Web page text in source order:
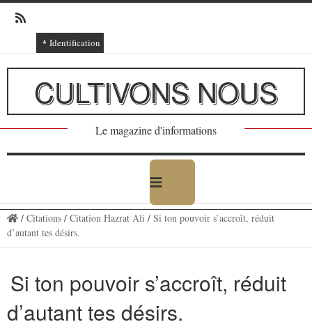
Identification
Connexion
Connexion via Facebook
Inscription
Ajout texte ou poème
CULTIVONS NOUS
Le magazine d'informations
/ Citations/ Citation Hazrat Ali / Si ton pouvoir s’accroît, réduit
d’autant tes désirs.
Si ton pouvoir s’accroît, réduit
d’autant tes désirs.